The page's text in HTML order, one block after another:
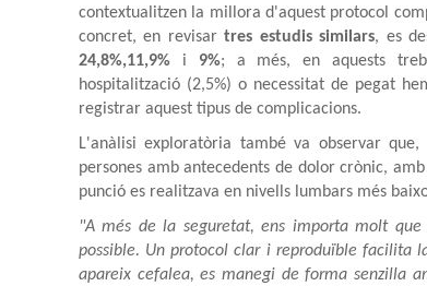
contextualitzen la millora d'aquest protocol
concret, en revisartres estudis similars, es
24,8%,11,9% i 9%; a més, en aquests
hospitalització (2,5%) o necessitat de pegat
registrar aquest tipus de complicacions.
L'anàlisi exploratòria també va observar
persones amb antecedents de dolor crònic,
punció es realitzava en nivells lumbars més
"A més de la seguretat, ens importa molt
possible. Un protocol clar i reproduïble facilita
apareix cefalea, es manegi de forma senzilla